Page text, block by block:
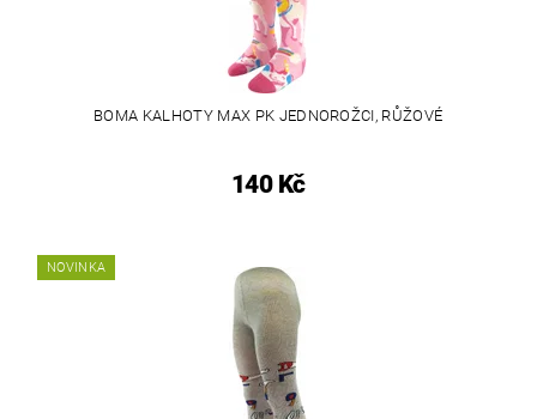
BOMA KALHOTY MAX PK JEDNOROŽCI, RŮŽOVÉ
140 Kč
NOVINKA